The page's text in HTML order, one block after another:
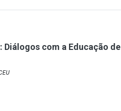
Diálogos com a Educação de